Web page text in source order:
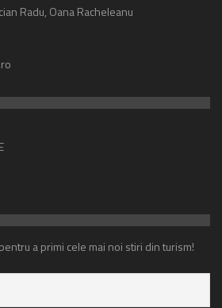
Radu, Oana Racheleanu
a primi cele mai noi stiri din turism!